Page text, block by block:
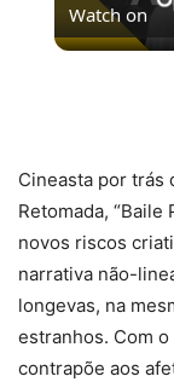
Watch on
Cineasta por trás
Retomada,
novos riscos
narrativa não-
longevas, na
estranhos. Com
contrapõe aos